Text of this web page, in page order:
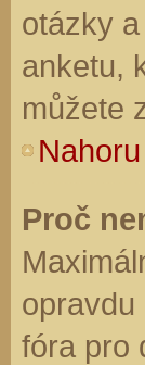
otázky
anketu,
můžete
Nahoru
Proč
fóra pro